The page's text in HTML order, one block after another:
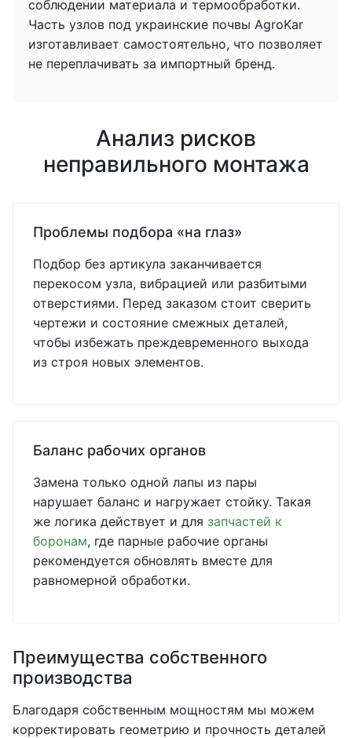
соблюдении материала и термообработки.
Часть узлов под украинские почвы AgroKar
изготавливает самостоятельно, что позволяет
не переплачивать за импортный бренд.
Анализ рисков
неправильного монтажа
Проблемы подбора «на глаз»
Подбор без артикула заканчивается
перекосом узла, вибрацией или разбитыми
отверстиями. Перед заказом стоит сверить
чертежи и состояние смежных деталей,
чтобы избежать преждевременного выхода
из строя новых элементов.
Баланс рабочих органов
Замена только одной лапы из пары
нарушает баланс и нагружает стойку. Такая
же логика действует и для запчастей к
боронам, где парные рабочие органы
рекомендуется обновлять вместе для
равномерной обработки.
Преимущества собственного
производства
Благодаря собственным мощностям мы можем
корректировать геометрию и прочность деталей